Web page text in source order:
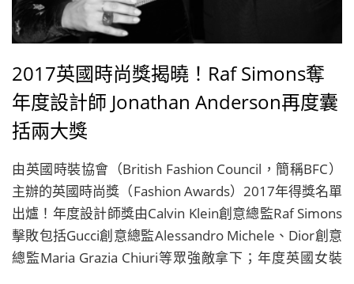
2017英國時尚獎揭曉！Raf Simons奪
年度設計師 Jonathan Anderson再度囊
括兩大獎
由英國時裝協會（British Fashion Council，簡稱BFC）
主辦的英國時尚獎（Fashion Awards）2017年得獎名單
出爐！年度設計師獎由Calvin Klein創意總監Raf Simons
擊敗包括Gucci創意總監Alessandro Michele、Dior創意
總監Maria Grazia Chiuri等眾強敵拿下；年度英國女裝